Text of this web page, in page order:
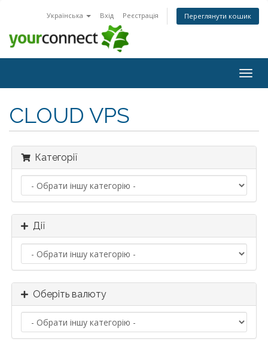
Українська Вхід Реєстрація Переглянути кошик
CLOUD VPS
Категорії
Дії
Оберіть валюту